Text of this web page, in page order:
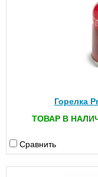
Горелка
ТОВАР В
Сравнить